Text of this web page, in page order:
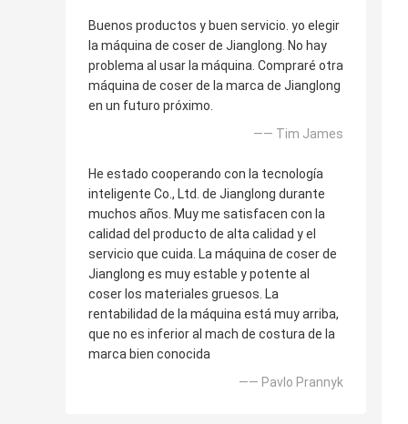
Buenos productos y buen servicio. yo elegir
la máquina de coser de Jianglong. No hay
problema al usar la máquina. Compraré otra
máquina de coser de la marca de Jianglong
en un futuro próximo.
—— Tim James
He estado cooperando con la tecnología
inteligente Co., Ltd. de Jianglong durante
muchos años. Muy me satisfacen con la
calidad del producto de alta calidad y el
servicio que cuida. La máquina de coser de
Jianglong es muy estable y potente al
coser los materiales gruesos. La
rentabilidad de la máquina está muy arriba,
que no es inferior al mach de costura de la
marca bien conocida
—— Pavlo Prannyk